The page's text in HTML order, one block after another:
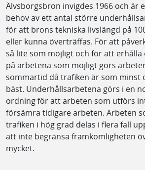
Älvsborgsbron invigdes 1966 och är
behov av ett antal större
för att brons tekniska livslängd på
eller kunna överträffas. För att
så lite som möjligt och för att erhålla
på arbetena som möjligt görs
sommartid då trafiken är som minst
bäst. Underhållsarbetena görs i en
ordning för att arbeten som utförs
försämra tidigare arbeten. Arbeten
trafiken i hög grad delas i flera fall
att inte begränsa framkomligheten
mycket.